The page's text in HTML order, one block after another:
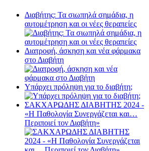
Διαβήτης: Τα σιωπηλά σημάδια, η
αυτομέτρηση και οι νέες θεραπείες
Διατροφή, άσκηση και νέα φάρμακα
στο Διαβήτη
Υπάρχει πρόληψη για το διαβήτη;
ΣΑΚΧΑΡΩΔΗΣ ΔΙΑΒΗΤΗΣ 2024 -
«Η Παθολογία Συνεργάζεται και…
Περιποιεί τον Διαβήτη»